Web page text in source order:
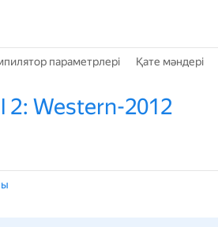
параметрлері Қате мәндері
2: Western-2012